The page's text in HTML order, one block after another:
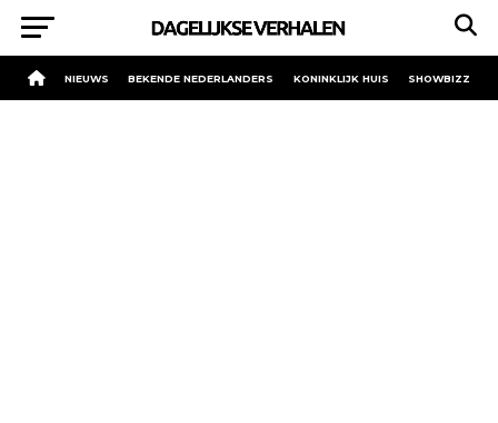
NIEUWS BEKENDE NEDERLANDERS KONINKLIJK HUIS SHOWBIZZ